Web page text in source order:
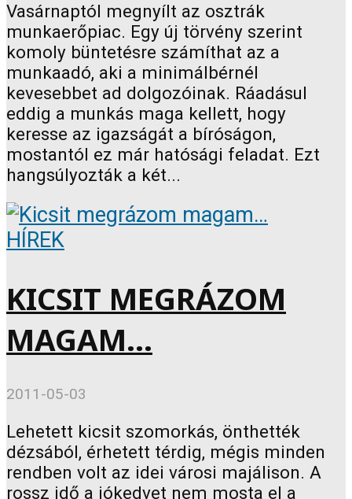
Vasárnaptól megnyílt az osztrák
munkaerőpiac. Egy új törvény szerint
komoly büntetésre számíthat az a
munkaadó, aki a minimálbérnél
kevesebbet ad dolgozóinak. Ráadásul
eddig a munkás maga kellett, hogy
keresse az igazságát a bíróságon,
mostantól ez már hatósági feladat. Ezt
hangsúlyozták a két...
HÍREK
KICSIT MEGRÁZOM
MAGAM…
2011-05-03
Lehetett kicsit szomorkás, önthették
dézsából, érhetett térdig, mégis minden
rendben volt az idei városi majálison. A
rossz idő a jókedvet nem mosta el a